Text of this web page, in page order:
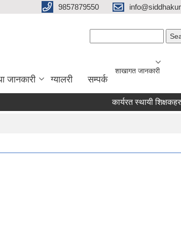
9857879550
जानकारी ग्यालरी सम्पर्क
शाखागत जानकारी
कार्यरत स्थायी शिक्षकहरुले